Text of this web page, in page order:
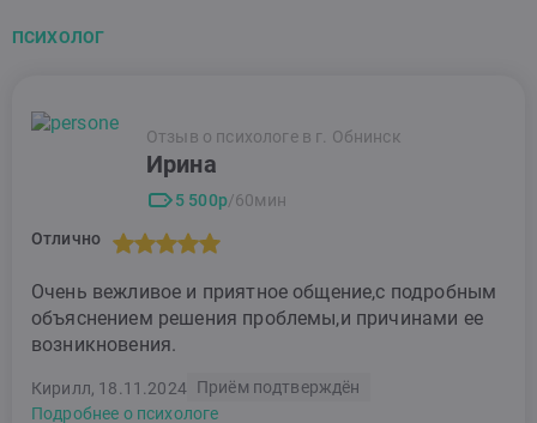
ПСИХОЛОГ
Отзыв о психологе в г. Обнинск
Ирина
5 500р/60мин
Отлично
Очень вежливое и приятное общение,с подробным
объяснением решения проблемы,и причинами ее
возникновения.
Кирилл, 18.11.2024 Приём подтверждён
Подробнее о психологе